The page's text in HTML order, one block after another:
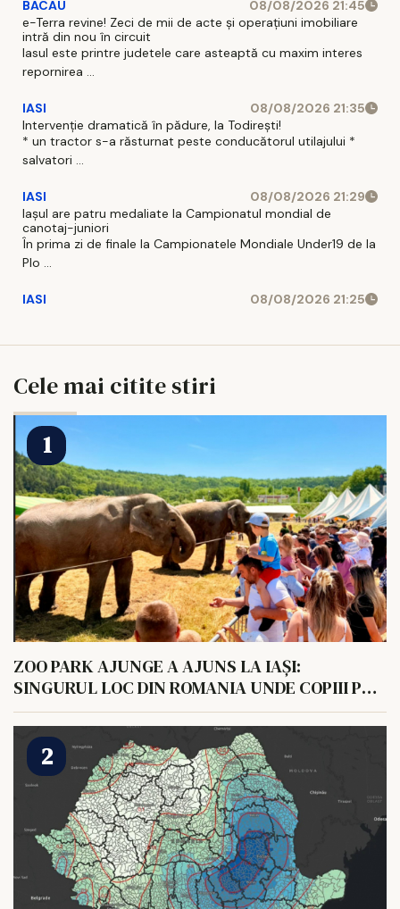
BACAU
08/08/2026 21:45
e-Terra revine! Zeci de mii de acte și operațiuni imobiliare
intră din nou în circuit
Iasul este printre judetele care asteaptă cu maxim interes
repornirea ...
IASI
08/08/2026 21:35
Intervenție dramatică în pădure, la Todirești!
* un tractor s-a răsturnat peste conducătorul utilajului *
salvatori ...
IASI
08/08/2026 21:29
Iaşul are patru medaliate la Campionatul mondial de
canotaj-juniori
În prima zi de finale la Campionatele Mondiale Under19 de la
Plo ...
IASI 08/08/2026 21:25
Cele mai citite stiri
ZOO PARK AJUNGE A AJUNS LA IAȘI:
SINGURUL LOC DIN ROMANIA UNDE COPIII POT
HRANI UN ELEFANT